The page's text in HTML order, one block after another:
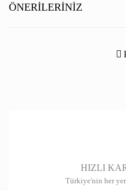
ÖNERILERINIZ
yetersiz gördüğünüz noktaları öneri
Ürün fiyatı diğer sitelerden daha
HIZLI
Türkiye'nin her